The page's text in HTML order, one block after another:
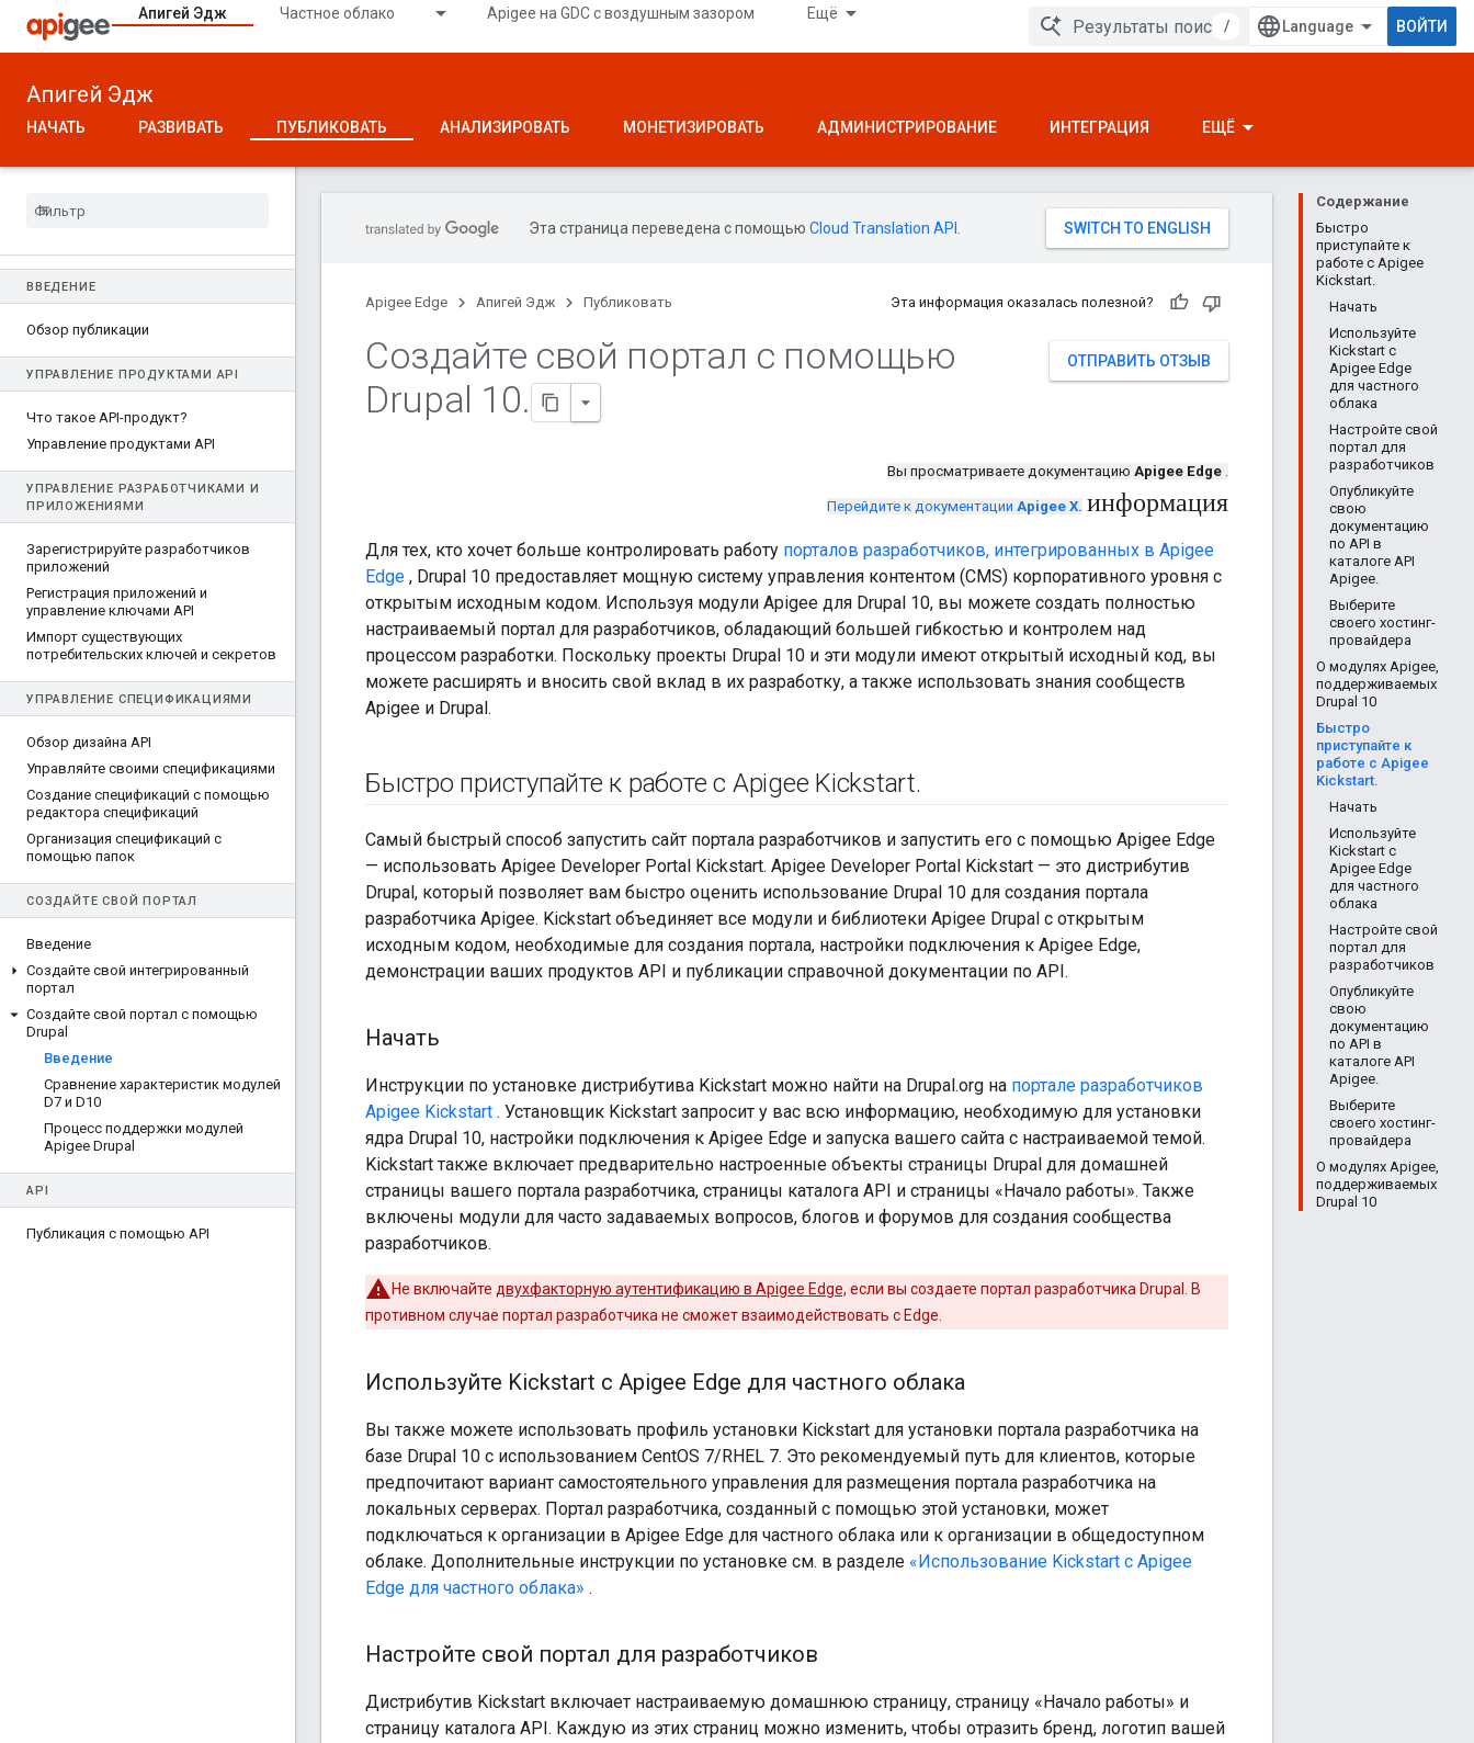
Апигей Эдж Частное облако Apigee на GDC с воздушным зазором Ещё
/ ВОЙТИ
Апигей Эдж
НАЧАТЬ РАЗВИВАТЬ ПУБЛИКОВАТЬ АНАЛИЗИРОВАТЬ МОНЕТИЗИРОВАТЬ АДМИНИСТРИРОВАНИЕ ИНТЕГРАЦИЯ ЕЩЁ
ВВЕДЕНИЕ
Обзор публикации
УПРАВЛЕНИЕ ПРОДУКТАМИ API
Что такое API-продукт?
Управление продуктами API
УПРАВЛЕНИЕ РАЗРАБОТЧИКАМИ И
ПРИЛОЖЕНИЯМИ
Зарегистрируйте разработчиков
приложений
Регистрация приложений и
управление ключами API
Импорт существующих
потребительских ключей и секретов
УПРАВЛЕНИЕ СПЕЦИФИКАЦИЯМИ
Обзор дизайна API
Управляйте своими спецификациями
Создание спецификаций с помощью
редактора спецификаций
Организация спецификаций с
помощью папок
СОЗДАЙТЕ СВОЙ ПОРТАЛ
Введение
Создайте свой интегрированный
портал
Создайте свой портал с помощью
Drupal
Введение
Сравнение характеристик модулей
D7 и D10
Процесс поддержки модулей
Apigee Drupal
API
Публикация с помощью API
Содержание
Быстро
приступайте к
работе с Apigee
Kickstart.
Начать
Используйте
Kickstart с
Apigee Edge
для частного
облака
Настройте свой
портал для
разработчиков
Опубликуйте
свою
документацию
по API в
каталоге API
Apigee.
Выберите
своего хостинг-
провайдера
О модулях Apigee,
поддерживаемых
Drupal 10
Быстро
приступайте к
работе с Apigee
Kickstart.
Начать
Используйте
Kickstart с
Apigee Edge
для частного
облака
Настройте свой
портал для
разработчиков
Опубликуйте
свою
документацию
по API в
каталоге API
Apigee.
Выберите
своего хостинг-
провайдера
О модулях Apigee,
поддерживаемых
Drupal 10
Эта страница переведена с помощью Cloud Translation API
Apigee Edge Апигей Эдж Публиковать Эта информация оказалась полезной?
ОТПРАВИТЬ ОТЗЫВ
Создайте свой портал с помощью
Drupal 10.
Вы просматриваете документацию Apigee Edge .
Перейдите к документации Apigee X. информация
Для тех, кто хочет больше контролировать работу порталов разработчиков, интегрированных в Apigee
Edge , Drupal 10 предоставляет мощную систему управления контентом (CMS) корпоративного уровня с
открытым исходным кодом. Используя модули Apigee для Drupal 10, вы можете создать полностью
настраиваемый портал для разработчиков, обладающий большей гибкостью и контролем над
процессом разработки. Поскольку проекты Drupal 10 и эти модули имеют открытый исходный код, вы
можете расширять и вносить свой вклад в их разработку, а также использовать знания сообществ
Apigee и Drupal.
Быстро приступайте к работе с Apigee Kickstart.
Самый быстрый способ запустить сайт портала разработчиков и запустить его с помощью Apigee Edge
— использовать Apigee Developer Portal Kickstart. Apigee Developer Portal Kickstart — это дистрибутив
Drupal, который позволяет вам быстро оценить использование Drupal 10 для создания портала
разработчика Apigee. Kickstart объединяет все модули и библиотеки Apigee Drupal с открытым
исходным кодом, необходимые для создания портала, настройки подключения к Apigee Edge,
демонстрации ваших продуктов API и публикации справочной документации по API.
Начать
Инструкции по установке дистрибутива Kickstart можно найти на Drupal.org на портале разработчиков
Apigee Kickstart . Установщик Kickstart запросит у вас всю информацию, необходимую для установки
ядра Drupal 10, настройки подключения к Apigee Edge и запуска вашего сайта с настраиваемой темой.
Kickstart также включает предварительно настроенные объекты страницы Drupal для домашней
страницы вашего портала разработчика, страницы каталога API и страницы «Начало работы». Также
включены модули для часто задаваемых вопросов, блогов и форумов для создания сообщества
разработчиков.
Не включайте двухфакторную аутентификацию в Apigee Edge, если вы создаете портал разработчика Drupal. В
противном случае портал разработчика не сможет взаимодействовать с Edge.
Используйте Kickstart с Apigee Edge для частного облака
Вы также можете использовать профиль установки Kickstart для установки портала разработчика на
базе Drupal 10 с использованием CentOS 7/RHEL 7. Это рекомендуемый путь для клиентов, которые
предпочитают вариант самостоятельного управления для размещения портала разработчика на
локальных серверах. Портал разработчика, созданный с помощью этой установки, может
подключаться к организации в Apigee Edge для частного облака или к организации в общедоступном
облаке. Дополнительные инструкции по установке см. в разделе «Использование Kickstart с Apigee
Edge для частного облака» .
Настройте свой портал для разработчиков
Дистрибутив Kickstart включает настраиваемую домашнюю страницу, страницу «Начало работы» и
страницу каталога API. Каждую из этих страниц можно изменить, чтобы отразить бренд, логотип вашей